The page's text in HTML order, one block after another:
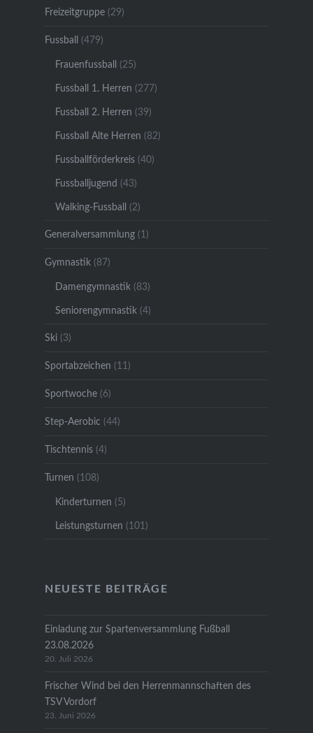
Freizeitgruppe(29)
Fussball (479)
Frauenfussball (25)
Fussball 1. Herren (277)
Fussball 2. Herren (39)
Fussball Alte Herren (82)
Fussballförderkreis(40)
Fussballjugend (43)
Walking-Fussball (2)
Generalversammlung(1)
Gymnastik(87)
Damengymnastik(83)
Seniorengymnastik(4)
Ski(3)
Sportabzeichen (11)
Sportwoche(6)
Step-Aerobic (44)
Tischtennis(4)
Turnen (108)
Kinderturnen (5)
Leistungsturnen (101)
NEUESTE BEITRÄGE
Einladung zur Spartenversammlung Fußball
23.08.2026
20. Juli 2026
Frischer Wind bei den Herrenmannschaften des
TSV Vordorf
23. Juni 2026